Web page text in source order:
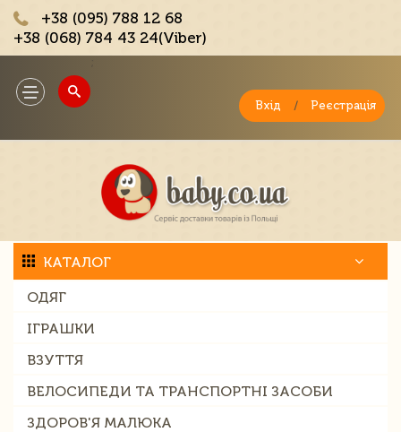
+38 (095) 788 12 68
+38 (068) 784 43 24(Viber)
Toggle
navigation
Вхід / Реєстрація
КАТАЛОГ
ОДЯГ
ІГРАШКИ
ВЗУТТЯ
ВЕЛОСИПЕДИ ТА ТРАНСПОРТНІ ЗАСОБИ
ЗДОРОВ'Я МАЛЮКА